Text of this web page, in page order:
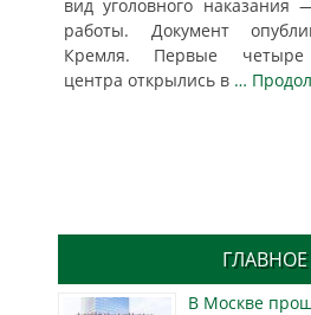
вид уголовного наказания
работы. Документ
Кремля. Первые четыре
центра открылись в …
ГЛАВНОЕ
В Москве